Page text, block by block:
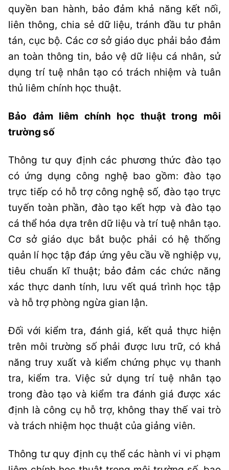
quyền ban hành, bảo đảm khả năng kết nối,
liên thông, chia sẻ dữ liệu, tránh đầu tư phân
tán, cục bộ. Các cơ sở giáo dục phải bảo đảm
an toàn thông tin, bảo vệ dữ liệu cá nhân, sử
dụng trí tuệ nhân tạo có trách nhiệm và tuân
thủ liêm chính học thuật.
Bảo đảm liêm chính học thuật trong môi
trường số
Thông tư quy định các phương thức đào tạo
có ứng dụng công nghệ bao gồm: đào tạo
trực tiếp có hỗ trợ công nghệ số, đào tạo trực
tuyến toàn phần, đào tạo kết hợp và đào tạo
cá thể hóa dựa trên dữ liệu và trí tuệ nhân tạo.
Cơ sở giáo dục bắt buộc phải có hệ thống
quản lí học tập đáp ứng yêu cầu về nghiệp vụ,
tiêu chuẩn kĩ thuật; bảo đảm các chức năng
xác thực danh tính, lưu vết quá trình học tập
và hỗ trợ phòng ngừa gian lận.
Đối với kiểm tra, đánh giá, kết quả thực hiện
trên môi trường số phải được lưu trữ, có khả
năng truy xuất và kiểm chứng phục vụ thanh
tra, kiểm tra. Việc sử dụng trí tuệ nhân tạo
trong đào tạo và kiểm tra đánh giá được xác
định là công cụ hỗ trợ, không thay thế vai trò
và trách nhiệm học thuật của giảng viên.
Thông tư quy định cụ thể các hành vi vi phạm